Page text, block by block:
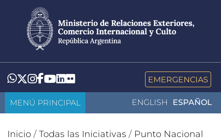
contenido
principal
Whatsapp
Twitter
Instagram
Facebook
YouTube
LinkedIn
Flickr EMERGENCIAS
ENGLISH ESPAÑOL
MENÚ PRINCIPAL
Inicio / Todas las Iniciativas / Punto Nacional